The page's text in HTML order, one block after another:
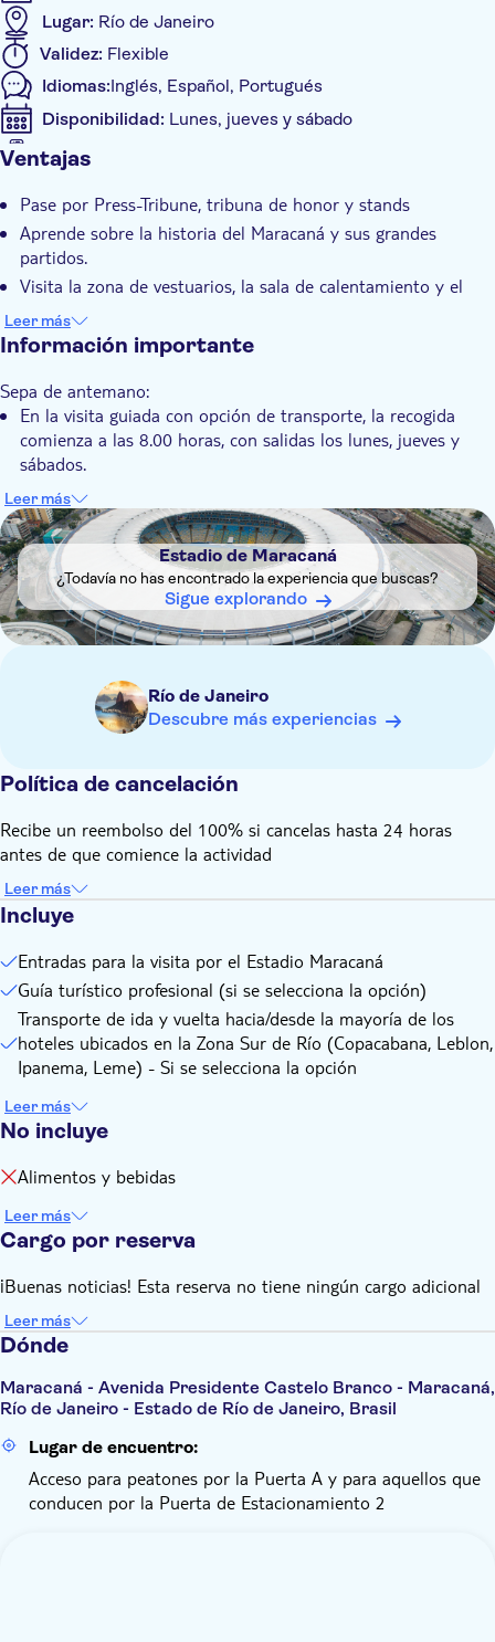
Lugar: Río de Janeiro
Validez: Flexible
Idiomas:Inglés, Español, Portugués
Disponibilidad: Lunes, jueves y sábado
Se acepta el bono en el móvil
Confirmación al momento
Grupo estándar
Accesible en silla de ruedas
Recogida en hotel
Ventajas
Pase por Press-Tribune, tribuna de honor y stands
Aprende sobre la historia del Maracaná y sus grandes
partidos.
Visita la zona de vestuarios, la sala de calentamiento y el
campo
Conozca más de estrellas del fútbol brasileño como Pelé,
Leer más
Información importante
Sepa de antemano:
En la visita guiada con opción de transporte, la recogida
comienza a las 8.00 horas, con salidas los lunes, jueves y
sábados.
En la opción de sólo billete, las salidas son diarias. El horario
de apertura es de 9.00 a 17.00 horas. La última entrada al
tour será a las 16.00 horas.
Si seleccionas la opción sin transporte, deberás acudir por tu
cuenta al lugar del tour. Las entradas se recogerán el día del
evento.
Leer más
DSA1Estadio de Maracaná
Estadio de Maracaná
¿Todavía no has encontrado la experiencia que buscas?
Sigue explorando
Río de Janeiro
Descubre más experiencias
Política de cancelación
Recibe un reembolso del 100% si cancelas hasta 24 horas
antes de que comience la actividad
Leer más
Incluye
Entradas para la visita por el Estadio Maracaná
Guía turístico profesional (si se selecciona la opción)
Transporte de ida y vuelta hacia/desde la mayoría de los
hoteles ubicados en la Zona Sur de Río (Copacabana, Leblon,
Ipanema, Leme) - Si se selecciona la opción
Leer más
No incluye
Alimentos y bebidas
Leer más
Cargo por reserva
¡Buenas noticias! Esta reserva no tiene ningún cargo adicional
Leer más
Dónde
Maracaná - Avenida Presidente Castelo Branco - Maracaná,
Río de Janeiro - Estado de Río de Janeiro, Brasil
Lugar de encuentro:
Acceso para peatones por la Puerta A y para aquellos que
conducen por la Puerta de Estacionamiento 2